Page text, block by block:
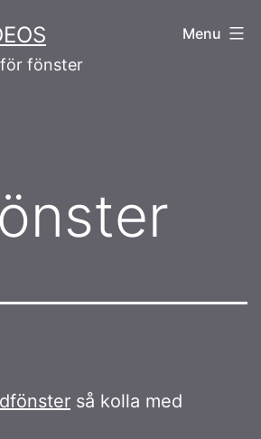
fönster
Menu
så kolla med